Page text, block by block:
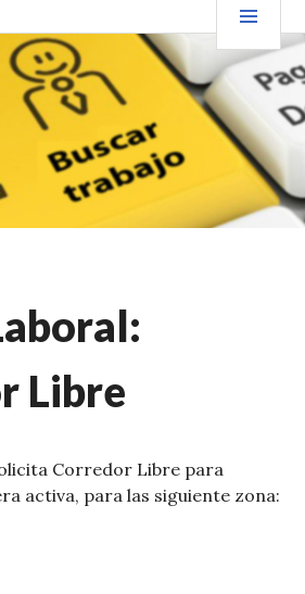
Libre
Corredor Libre para
activa, para las siguiente zona: